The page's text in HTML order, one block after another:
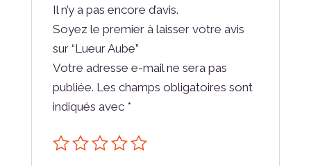
Il n’y a pas encore d’avis.
Soyez le premier à laisser votre avis
sur “Lueur Aube”
Votre adresse e-mail ne sera pas
publiée. Les champs obligatoires sont
indiqués avec *